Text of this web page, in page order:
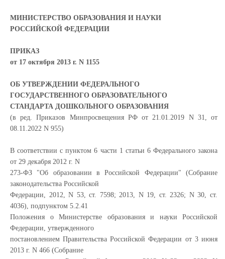
МИНИСТЕРСТВО ОБРАЗОВАНИЯ И НАУКИ
РОССИЙСКОЙ ФЕДЕРАЦИИ
ПРИКАЗ
от 17 октября 2013 г. N 1155
ОБ УТВЕРЖДЕНИИ ФЕДЕРАЛЬНОГО
ГОСУДАРСТВЕННОГО ОБРАЗОВАТЕЛЬНОГО
СТАНДАРТА ДОШКОЛЬНОГО ОБРАЗОВАНИЯ
(в ред. Приказов Минпросвещения РФ от 21.01.2019 N 31, от
08.11.2022 N 955)
В соответствии с пунктом 6 части 1 статьи 6 Федерального закона
от 29 декабря 2012 г. N
273-ФЗ "Об образовании в Российской Федерации" (Собрание
законодательства Российской
Федерации, 2012, N 53, ст. 7598; 2013, N 19, ст. 2326; N 30, ст.
4036), подпунктом 5.2.41
Положения о Министерстве образования и науки Российской
Федерации, утвержденного
постановлением Правительства Российской Федерации от 3 июня
2013 г. N 466 (Собрание